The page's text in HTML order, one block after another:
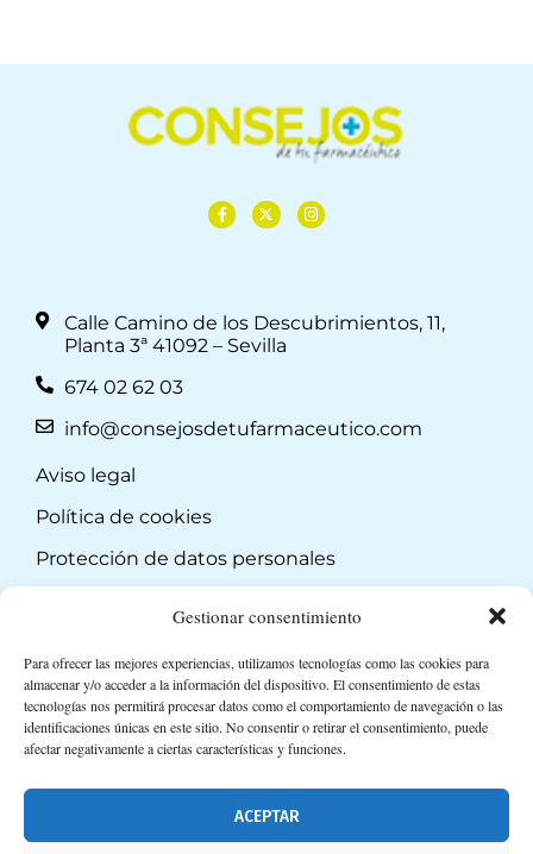
Gestionar consentimiento
Para ofrecer las mejores experiencias, utilizamos tecnologías como las cookies para
almacenar y/o acceder a la información del dispositivo. El consentimiento de estas
tecnologías nos permitirá procesar datos como el comportamiento de navegación o las
identificaciones únicas en este sitio. No consentir o retirar el consentimiento, puede
afectar negativamente a ciertas características y funciones.
ACEPTAR
Calle Camino de los Descubrimientos, 11,
Planta 3ª 41092 – Sevilla
674 02 62 03
info@consejosdetufarmaceutico.com
Aviso legal
Política de cookies
Protección de datos personales